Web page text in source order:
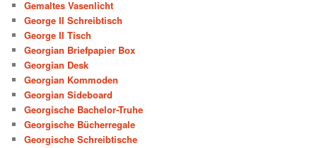
Gemaltes Vasenlicht
George II Schreibtisch
George II Tisch
Georgian Briefpapier Box
Georgian Desk
Georgian Kommoden
Georgian Sideboard
Georgische Bachelor-Truhe
Georgische Bücherregale
Georgische Schreibtische